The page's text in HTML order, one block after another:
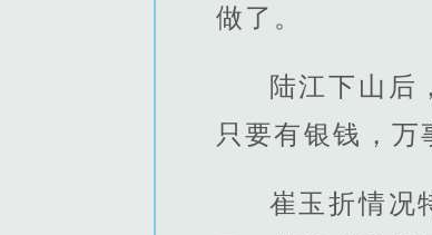
做了。
陆江下山后
只要有银钱，万
崔玉折情况